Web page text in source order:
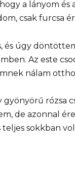
a lányom
csak furcsa
úgy
Az este
nálam
rózsa
de azonnal
sokkban